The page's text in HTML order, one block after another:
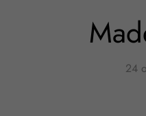
24